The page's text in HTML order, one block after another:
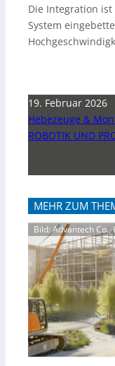
Die Integration ist
System
19. Februar 2026
Hebezeuge &
ROBOTIK UND
MEHR ZUM
Bild: Advantech Co.,